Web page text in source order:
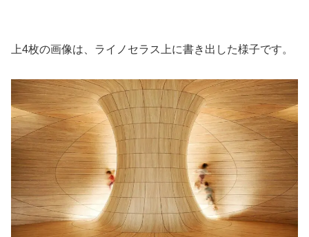
上4枚の画像は、ライノセラス上に書き出した様子です。